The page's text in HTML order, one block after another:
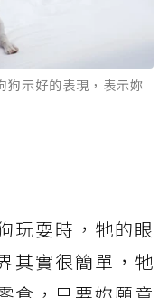
狗示好的表現，表示妳
玩耍時，牠的眼
其實很簡單，牠